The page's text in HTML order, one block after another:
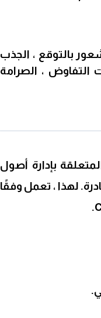
بالتوقع ، الجذب
التفاوض ، الصرامة
بإدارة أصول
لهذا ، تعمل وفقًا